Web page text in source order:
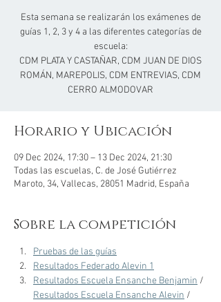
Esta semana se realizarán los exámenes de
guías 1, 2, 3 y 4 a las diferentes categorías de
escuela:
CDM PLATA Y CASTAÑAR, CDM JUAN DE DIOS
ROMÁN, MAREPOLIS, CDM ENTREVIAS, CDM
CERRO ALMODOVAR
Horario y Ubicación
09 Dec 2024, 17:30 – 13 Dec 2024, 21:30
Todas las escuelas, C. de José Gutiérrez
Maroto, 34, Vallecas, 28051 Madrid, España
Sobre la competición
Pruebas de las guías
Resultados Federado Alevin 1
Resultados Escuela Ensanche Benjamin /
Resultados Escuela Ensanche Alevin /